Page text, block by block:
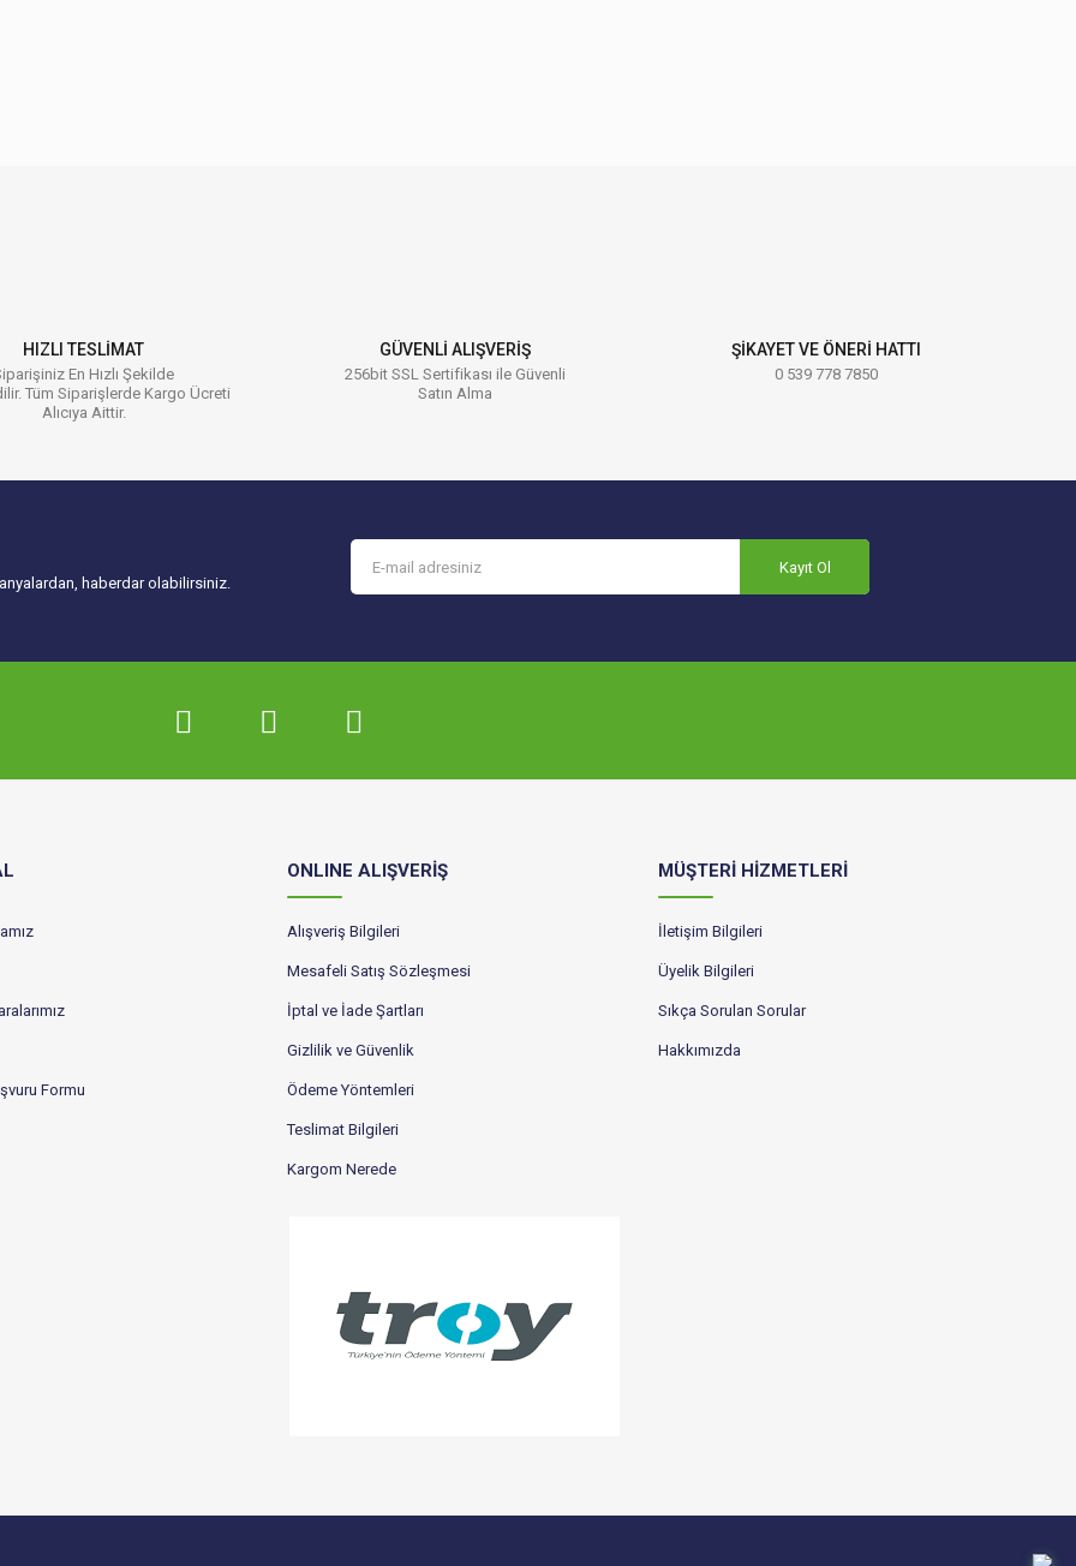
HIZLI TESLİMAT
En Hızlı Şekilde
Tüm Siparişlerde Kargo Ücreti
Alıcıya Aittir.
GÜVENLİ ALIŞVERİŞ
256bit SSL Sertifikası ile Güvenli
Satın Alma
ŞİKAYET VE ÖNERİ HATTI
0 539 778 7850
haberdar olabilirsiniz.
Kayıt Ol
Formu
ONLINE ALIŞVERİŞ
Alışveriş Bilgileri
Mesafeli Satış Sözleşmesi
İptal ve İade Şartları
Gizlilik ve Güvenlik
Ödeme Yöntemleri
Teslimat Bilgileri
Kargom Nerede
MÜŞTERİ HİZMETLERİ
İletişim Bilgileri
Üyelik Bilgileri
Sıkça Sorulan Sorular
Hakkımızda